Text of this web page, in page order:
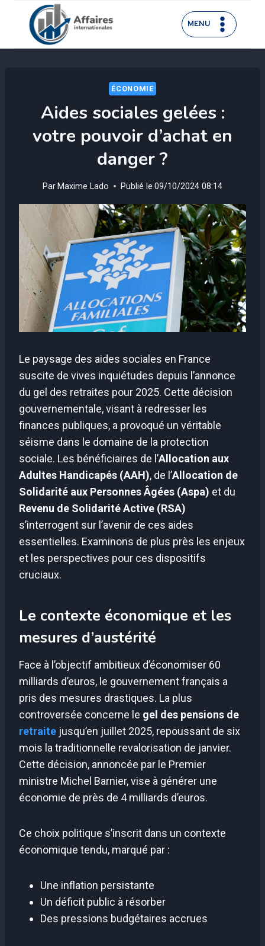
contenu
MENU
ÉCONOMIE
Aides sociales gelées :
votre pouvoir d’achat en
danger ?
Par Maxime Lado Publié le 09/10/2024 08:14
Le paysage des aides sociales en France
suscite de vives inquiétudes depuis l’annonce
du gel des retraites pour 2025. Cette décision
gouvernementale, visant à redresser les
finances publiques, a provoqué un véritable
séisme dans le domaine de la protection
sociale. Les bénéficiaires de l’Allocation aux
Adultes Handicapés (AAH), de l’Allocation de
Solidarité aux Personnes Âgées (Aspa) et du
Revenu de Solidarité Active (RSA)
s’interrogent sur l’avenir de ces aides
essentielles. Examinons de plus près les enjeux
et les perspectives pour ces dispositifs
cruciaux.
Le contexte économique et les
mesures d’austérité
Face à l’objectif ambitieux d’économiser 60
milliards d’euros, le gouvernement français a
pris des mesures drastiques. La plus
controversée concerne le gel des pensions de
retraite jusqu’en juillet 2025, repoussant de six
mois la traditionnelle revalorisation de janvier.
Cette décision, annoncée par le Premier
ministre Michel Barnier, vise à générer une
économie de près de 4 milliards d’euros.
Ce choix politique s’inscrit dans un contexte
économique tendu, marqué par :
Une inflation persistante
Un déficit public à résorber
Des pressions budgétaires accrues